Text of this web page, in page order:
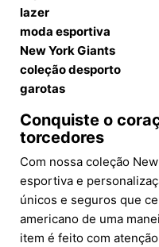
lazer
moda esportiva
New York Giants
coleção desporto
garotas
Conquiste o
torcedores
Com nossa coleção
esportiva e
únicos e seguros que
americano de uma
item é feito com